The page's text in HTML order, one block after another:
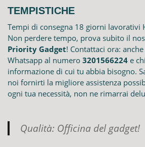
TEMPISTICHE
Tempi di consegna 18 giorni lavorativi
Non perdere tempo, prova subito il
Priority Gadget! Contattaci ora:
Whatsapp al numero 3201566224 e
informazione di cui tu abbia bisogno.
noi fornirti la migliore assistenza
ogni tua necessità, non ne rimarrai
Qualità: Officina del gadget!